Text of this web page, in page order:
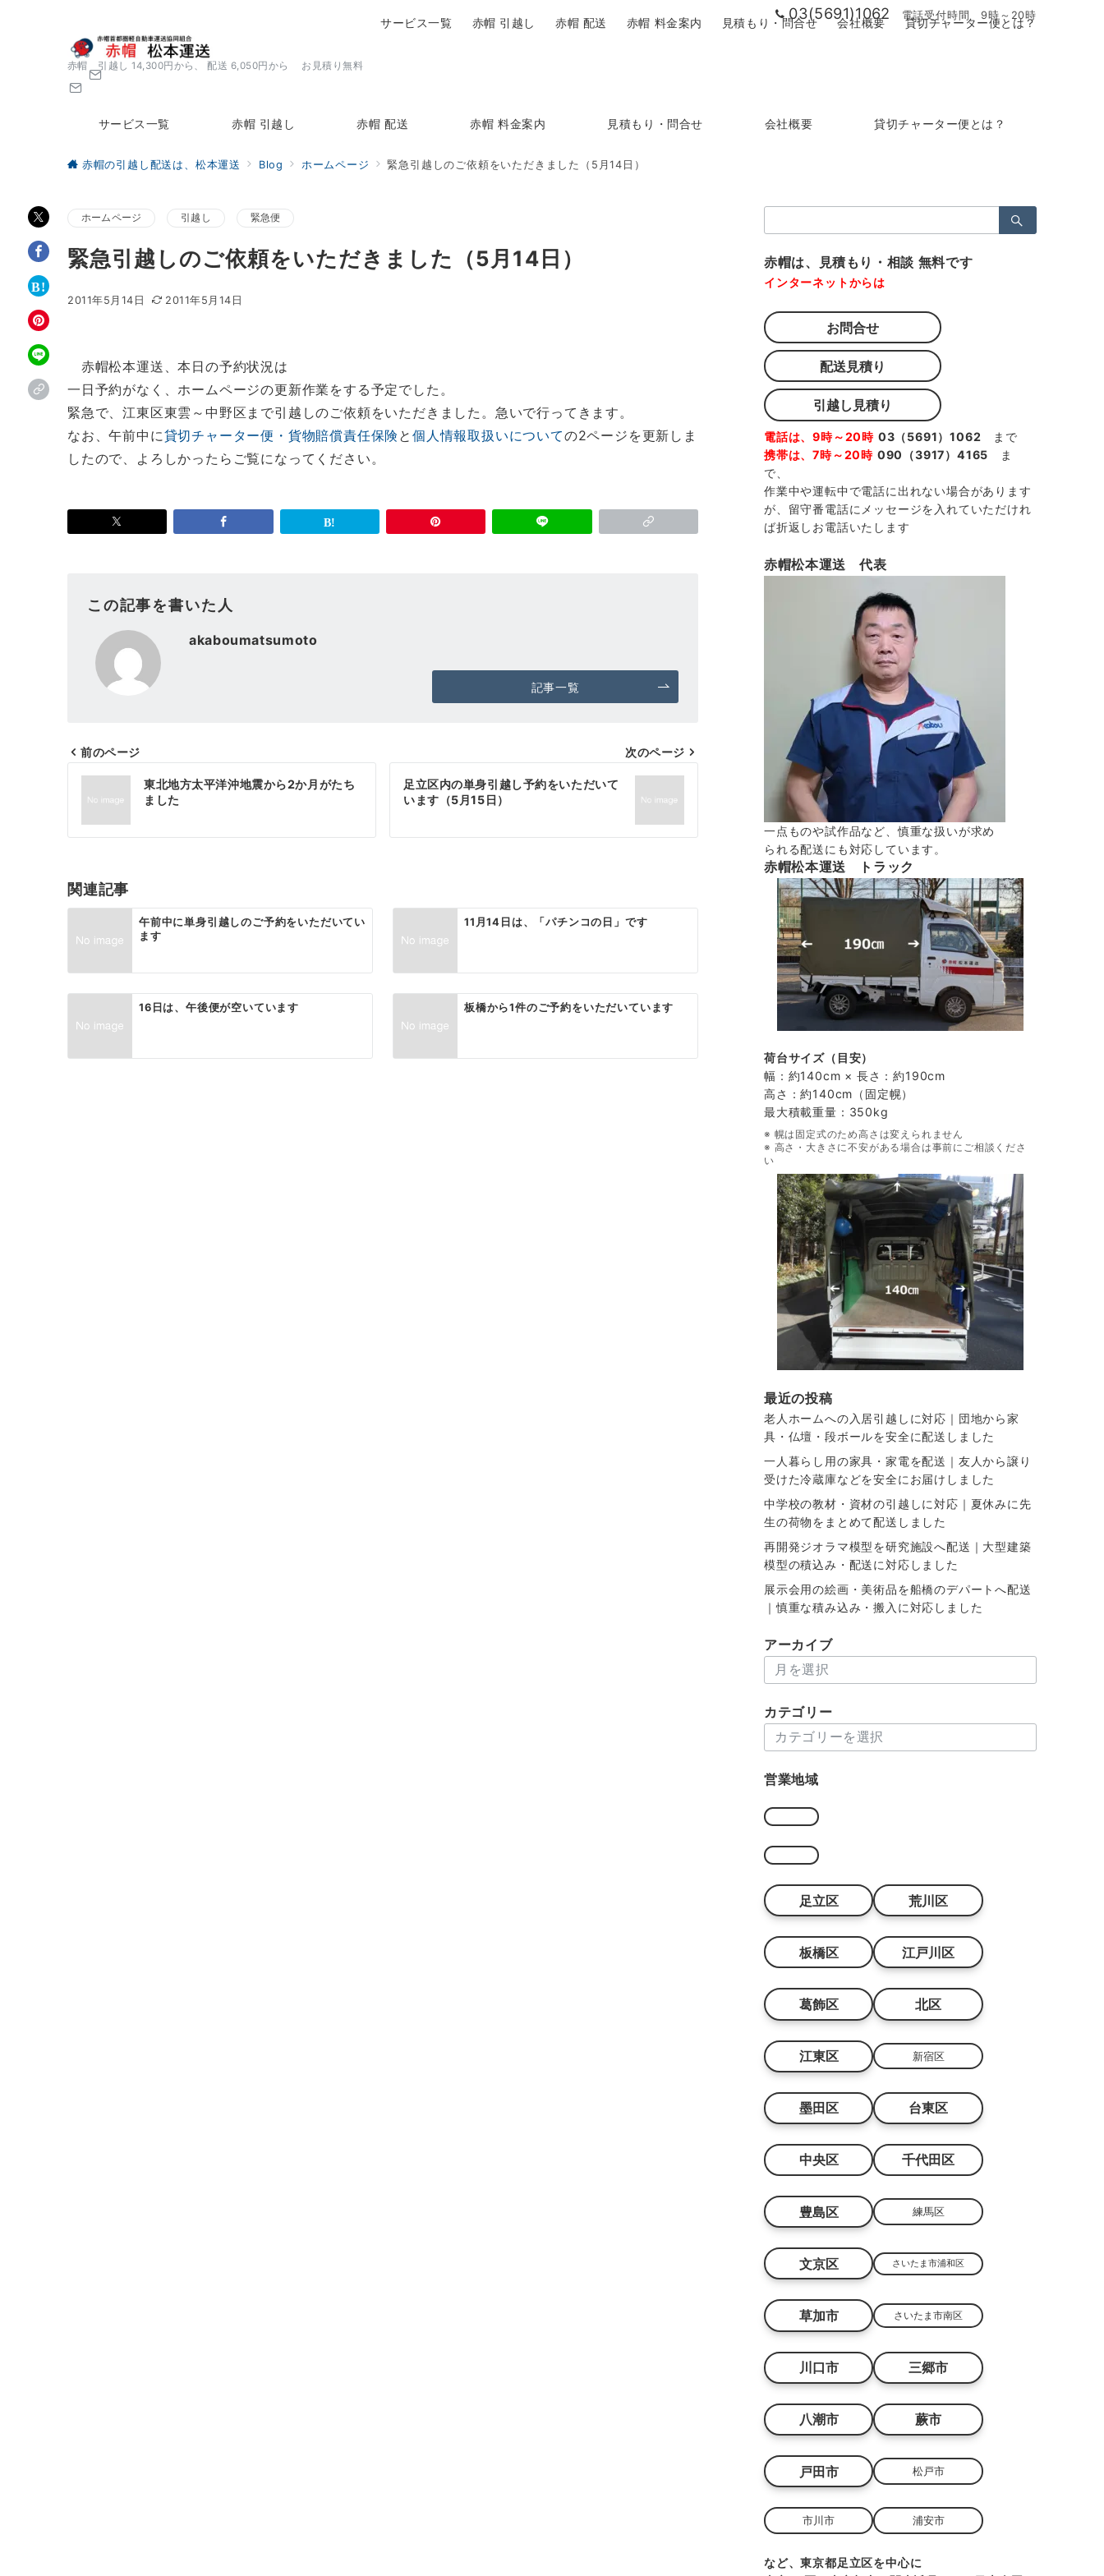
03(5691)1062 電話受付時間 9時～20時
赤帽 引越し 14,300円から、 配送 6,050円から お見積り無料
サービス一覧 赤帽 引越し 赤帽 配送 赤帽 料金案内 見積もり・問合せ 会社概要 貸切チャーター便とは？
サービス一覧 赤帽 引越し 赤帽 配送 赤帽 料金案内 見積もり・問合せ 会社概要 貸切チャーター便とは？
赤帽の引越し配送は、松本運送 Blog ホームページ 緊急引越しのご依頼をいただきました（5月14日）
ホームページ 引越し 緊急便
緊急引越しのご依頼をいただきました（5月14日）
2011年5月14日 2011年5月14日
赤帽松本運送、本日の予約状況は
一日予約がなく、ホームページの更新作業をする予定でした。
緊急で、江東区東雲～中野区まで引越しのご依頼をいただきました。急いで行ってきます。
なお、午前中に貸切チャーター便・貨物賠償責任保険 と個人情報取扱いについての2ページを更新しま
したので、よろしかったらご覧になってください。
この記事を書いた人
akaboumatsumoto
記事一覧
投
ナ
ゲ
ー
シ
ョ
ン
前のページ
東北地方太平洋沖地震から2か月がたち
ました
次のページ
足立区内の単身引越し予約をいただいて
います（5月15日）
関連記事
午前中に単身引越しのご予約をいただいてい
ます
11月14日は、「パチンコの日」です
16日は、午後便が空いています 板橋から1件のご予約をいただいています
索：
赤帽は、見積もり・相談 無料です
インターネットからは
お問合せ
配送見積り
引越し見積り
電話は、9時～20時 03（5691）1062 まで
携帯は、7時～20時 090（3917）4165 ま
で、
作業中や運転中で電話に出れない場合があります
が、留守番電話にメッセージを入れていただけれ
ば折返しお電話いたします
赤帽松本運送 代表
一点ものや試作品など、慎重な扱いが求め
られる配送にも対応しています。
赤帽松本運送 トラック
荷台サイズ（目安）
幅：約140cm × 長さ：約190cm
高さ：約140cm（固定幌）
最大積載重量：350kg
※ 幌は固定式のため高さは変えられません
※ 高さ・大きさに不安がある場合は事前にご相談くださ
い
最近の投稿
老人ホームへの入居引越しに対応｜団地から家
具・仏壇・段ボールを安全に配送しました
一人暮らし用の家具・家電を配送｜友人から譲り
受けた冷蔵庫などを安全にお届けしました
中学校の教材・資材の引越しに対応｜夏休みに先
生の荷物をまとめて配送しました
再開発ジオラマ模型を研究施設へ配送｜大型建築
模型の積込み・配送に対応しました
展示会用の絵画・美術品を船橋のデパートへ配送
｜慎重な積み込み・搬入に対応しました
アーカイブ
ー
イ
カテゴリー
テ
リ
営業地域
足立区 荒川区
板橋区 江戸川区
葛飾区 北区
江東区 新宿区
墨田区 台東区
中央区 千代田区
豊島区 練馬区
文京区 さいたま市浦和区
草加市 さいたま市南区
川口市 三郷市
八潮市 蕨市
戸田市 松戸市
市川市 浦安市
など、東京都足立区を中心に